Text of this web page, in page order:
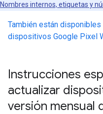
Nombres internos, etiquetas y
También están
dispositivos Google Pixel
Instrucciones
actualizar
versión mensual